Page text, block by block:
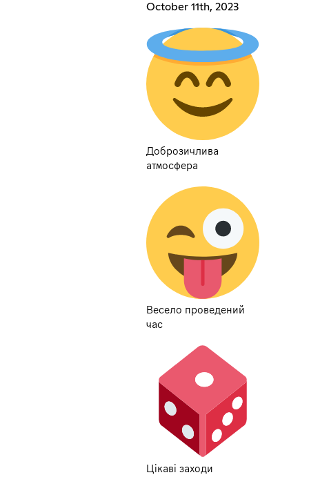
October 11th, 2023
Доброзичлива
атмосфера
Весело проведений
час
Цікаві заходи